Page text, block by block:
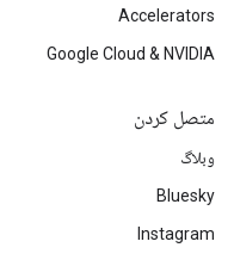
Accelerators
Google Cloud & NVIDIA
متصل کردن
وبلاگ
Bluesky
Instagram